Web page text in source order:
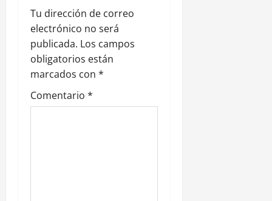
i
ó
n
d
e
Tu dirección de correo
electrónico no será
publicada. Los campos
obligatorios están
marcados con *
Comentario *